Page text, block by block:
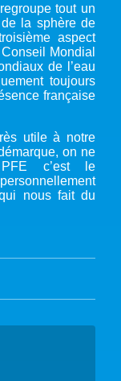
tout un
la sphère de
aspect
Mondial
de l’eau
toujours
française
utile à notre
on ne
c’est le
nous fait du